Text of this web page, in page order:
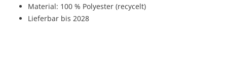
Material: 100 % Polyester (recycelt)
Lieferbar bis 2028